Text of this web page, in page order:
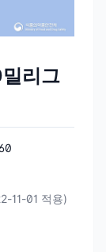
리그
11-01 적용)